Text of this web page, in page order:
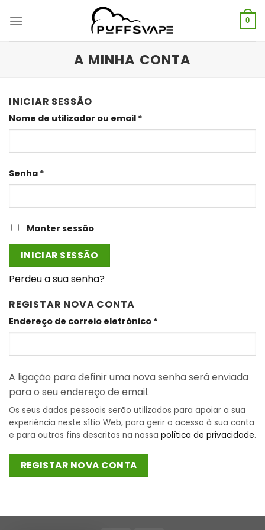
para
0
A MINHA CONTA
INICIAR SESSÃO
Nome de utilizador ou email *
Senha *
Manter sessão
INICIAR SESSÃO
Perdeu a sua senha?
REGISTAR NOVA CONTA
Endereço de correio eletrónico *
A ligação para definir uma nova senha será enviada
para o seu endereço de email.
Os seus dados pessoais serão utilizados para apoiar a sua
experiência neste sítio Web, para gerir o acesso à sua conta
e para outros fins descritos na nossa política de privacidade.
REGISTAR NOVA CONTA